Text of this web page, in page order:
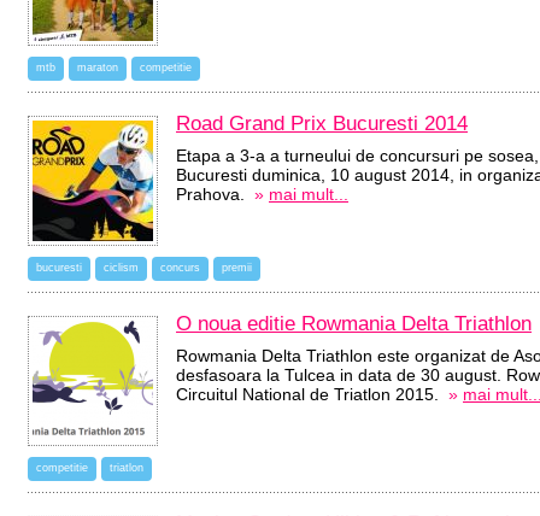
mtb maraton competitie
Road Grand Prix Bucuresti 2014
Etapa a 3-a a turneului de concursuri pe
Bucuresti duminica, 10 august 2014, in
Prahova. » mai mult...
bucuresti ciclism concurs premii
O noua editie Rowmania Delta Triathlon
Rowmania Delta Triathlon este organizat de
desfasoara la Tulcea in data de 30 august.
Circuitul National de Triatlon 2015. » mai
competitie triatlon